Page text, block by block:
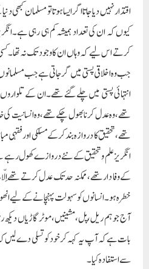
اقتدار نہیں دیا جاتا اگر ایسا ہوتا تو مسلمان
کیوں کہ ان کی تعداد ہمیشہ کم ہی رہی
کرتے اس لیے کہ وہاں ان کا وجود تک نہ
جب وہ اخلاقی پستی میں گرجاتی ہے جب
انتہائی پستی میں چلے گئے تھے۔ان کے
تھے،وہ عدل کرنا بھول چکے تھے،وہ
تھے،تحقیق کا دروازہ بند کرکے مسلکی اور
انگریز علم و تحقیق کے نئے دروازے کھول
کے وفا دار تھے،ممکنہ حد تک عدل کرتے تھے
خطرہ ہو۔انسانوں کو سہولت پہنچانے کے لیے
آج جو ہم ریل،پل،مشینیں،موٹر گاڑیاں
بات ہے کہ آپ یہ کہہ کر خود کو تسلی دے لیں
سے استفادہ کیا۔